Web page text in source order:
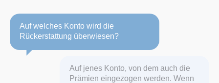
Auf welches Konto wird die
Rückerstattung überwiesen?
Auf jenes Konto, von dem auch die
Prämien eingezogen werden. Wenn